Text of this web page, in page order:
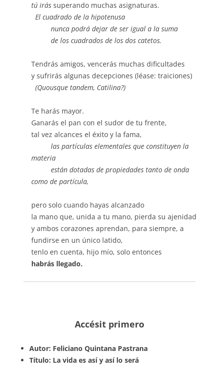
tú irás superando muchas asignaturas.
El cuadrado de la hipotenusa
nunca podrá dejar de ser igual a la suma
de los cuadrados de los dos catetos.
Tendrás amigos, vencerás muchas dificultades
y sufrirás algunas decepciones (léase: traiciones)
(Quousque tandem, Catilina?)
Te harás mayor.
Ganarás el pan con el sudor de tu frente,
tal vez alcances el éxito y la fama,
las partículas elementales que constituyen la
materia
están dotadas de propiedades tanto de onda
como de partícula,
pero solo cuando hayas alcanzado
la mano que, unida a tu mano, pierda su ajenidad
y ambos corazones aprendan, para siempre, a
fundirse en un único latido,
tenlo en cuenta, hijo mío, solo entonces
habrás llegado.
Accésit primero
Autor: Feliciano Quintana Pastrana
Título: La vida es así y así lo será